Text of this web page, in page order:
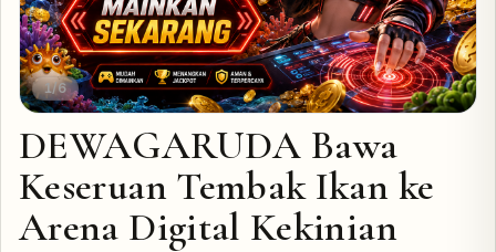
1/6
DEWAGARUDA Bawa
Keseruan Tembak Ikan ke
Arena Digital Kekinian